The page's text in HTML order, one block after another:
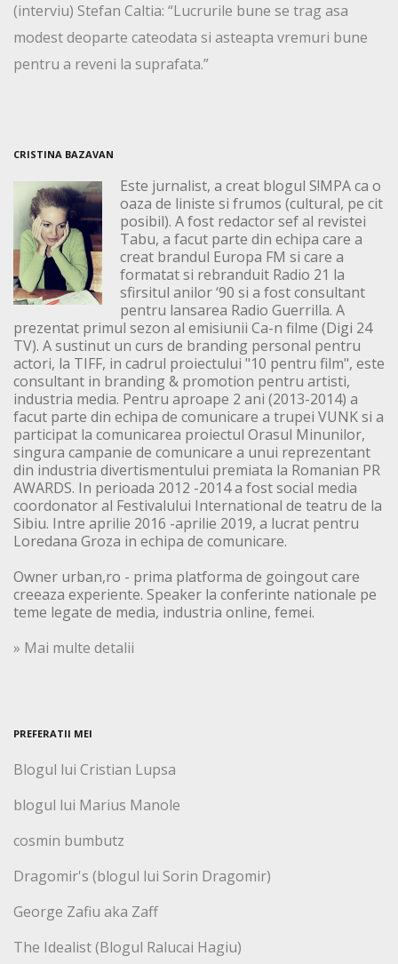
(interviu) Stefan Caltia: “Lucrurile bune se trag asa
modest deoparte cateodata si asteapta vremuri bune
pentru a reveni la suprafata.”
CRISTINA BAZAVAN
Este jurnalist, a creat blogul S!MPA ca o
oaza de liniste si frumos (cultural, pe cit
posibil). A fost redactor sef al revistei
Tabu, a facut parte din echipa care a
creat brandul Europa FM si care a
formatat si rebranduit Radio 21 la
sfirsitul anilor ‘90 si a fost consultant
pentru lansarea Radio Guerrilla. A
prezentat primul sezon al emisiunii Ca-n filme (Digi 24
TV). A sustinut un curs de branding personal pentru
actori, la TIFF, in cadrul proiectului "10 pentru film", este
consultant in branding & promotion pentru artisti,
industria media. Pentru aproape 2 ani (2013-2014) a
facut parte din echipa de comunicare a trupei VUNK si a
participat la comunicarea proiectul Orasul Minunilor,
singura campanie de comunicare a unui reprezentant
din industria divertismentului premiata la Romanian PR
AWARDS. In perioada 2012 -2014 a fost social media
coordonator al Festivalului International de teatru de la
Sibiu. Intre aprilie 2016 -aprilie 2019, a lucrat pentru
Loredana Groza in echipa de comunicare.
Owner urban,ro - prima platforma de goingout care
creeaza experiente. Speaker la conferinte nationale pe
teme legate de media, industria online, femei.
» Mai multe detalii
PREFERATII MEI
Blogul lui Cristian Lupsa
blogul lui Marius Manole
cosmin bumbutz
Dragomir's (blogul lui Sorin Dragomir)
George Zafiu aka Zaff
The Idealist (Blogul Ralucai Hagiu)